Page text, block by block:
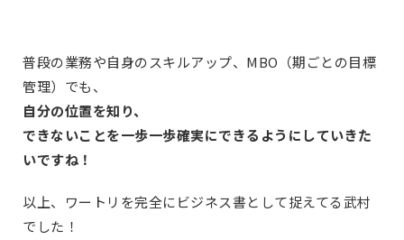
普段の業務や自身のスキルアップ、MBO（期ごとの目標
管理）でも、
自分の位置を知り、
できないことを一歩一歩確実にできるようにしていきた
いですね！
以上、ワートリを完全にビジネス書として捉えてる武村
でした！